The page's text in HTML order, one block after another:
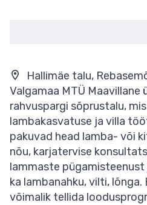
Hallimäe talu,
Valgamaa MTÜ Maavillane
rahvuspargi sõprustalu,
lambakasvatuse ja villa
pakuvad head lamba- või
nõu, karjatervise
lammaste
ka lambanahku, vilti, lõnga.
võimalik tellida